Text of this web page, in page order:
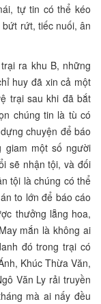
tự tin có thể kéo
rứt, tiếc nuối, ân
ra khu B, những
huy đã xin cả một
trại sau khi đã bắt
chúng tin là tù có
chuyện để báo
giam một số người
sẽ nhận tội, và đối
tội là chúng có thể
to lớn để báo cáo
thưởng lẵng hoa,
mắn là không ai
đó trong trại có
Khúc Thừa Văn,
Văn Ly rải truyền
mà ai nấy đều